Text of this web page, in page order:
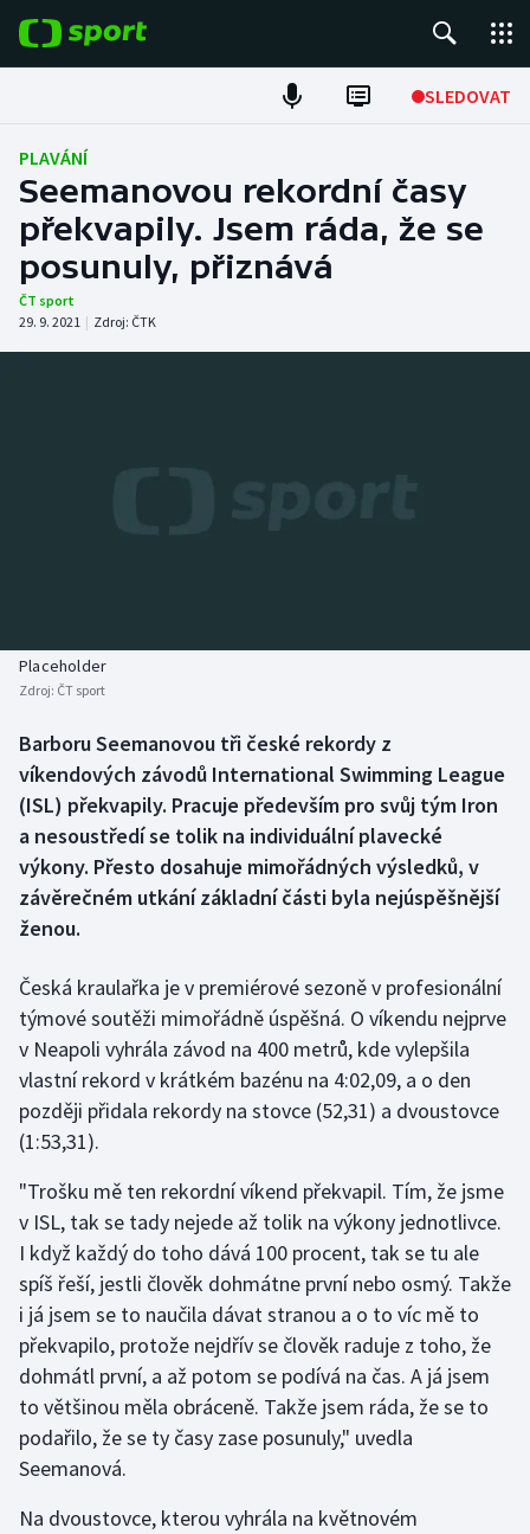
SLEDOVAT
Fotbal
Hokej
Tenis
Atletika
Biatlon
Box
Curling
Dostihy
Futsal
Golf
Gymnastika
Jezdectví
Judo
Krasobruslení
Lezení
Lyže a snowboard
Moderní pětiboj
Aplikace ČT sport
PLAVÁNÍ
Seemanovou rekordní časy
překvapily. Jsem ráda, že se
posunuly, přiznává
ČT sport
29. 9. 2021 | Zdroj: ČTK
Placeholder
Zdroj: ČT sport
Barboru Seemanovou tři české rekordy z
víkendových závodů International Swimming League
(ISL) překvapily. Pracuje především pro svůj tým Iron
a nesoustředí se tolik na individuální plavecké
výkony. Přesto dosahuje mimořádných výsledků, v
závěrečném utkání základní části byla nejúspěšnější
ženou.
Česká kraulařka je v premiérové sezoně v profesionální
týmové soutěži mimořádně úspěšná. O víkendu nejprve
v Neapoli vyhrála závod na 400 metrů, kde vylepšila
vlastní rekord v krátkém bazénu na 4:02,09, a o den
později přidala rekordy na stovce (52,31) a dvoustovce
(1:53,31).
"Trošku mě ten rekordní víkend překvapil. Tím, že jsme
v ISL, tak se tady nejede až tolik na výkony jednotlivce.
I když každý do toho dává 100 procent, tak se tu ale
spíš řeší, jestli člověk dohmátne první nebo osmý. Takže
i já jsem se to naučila dávat stranou a o to víc mě to
překvapilo, protože nejdřív se člověk raduje z toho, že
dohmátl první, a až potom se podívá na čas. A já jsem
to většinou měla obráceně. Takže jsem ráda, že se to
podařilo, že se ty časy zase posunuly," uvedla
Seemanová.
Na dvoustovce, kterou vyhrála na květnovém